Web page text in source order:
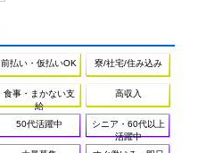
前払い・仮払いOK 寮/社宅/住み込み
食事・まかない支
給
高収入
50代活躍中
シニア・60代以上
活躍中